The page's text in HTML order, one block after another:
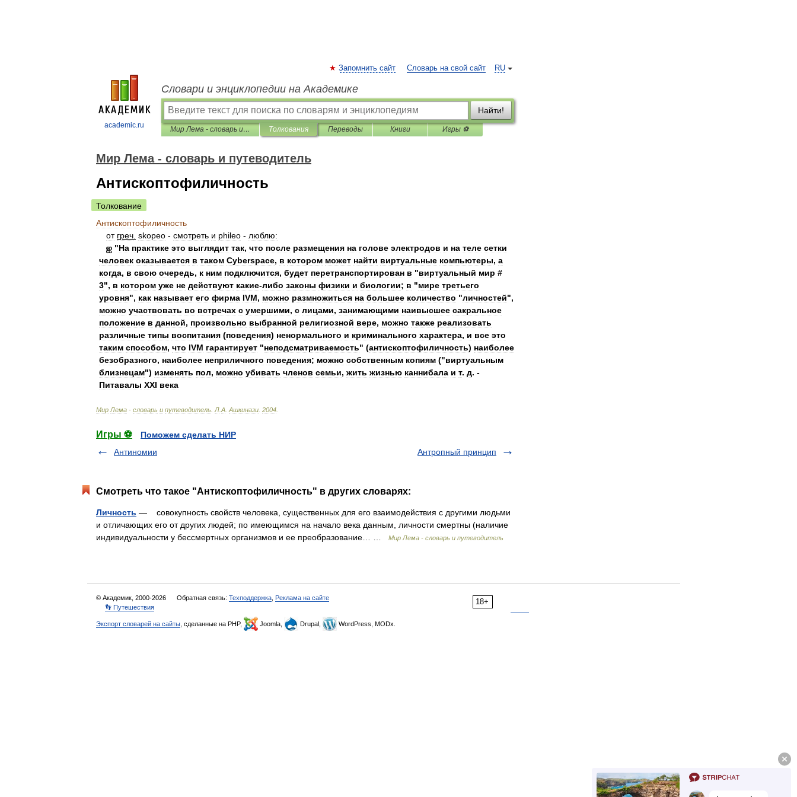
academic.ru
RU
Запомнить сайт Словарь на свой сайт
Словари и энциклопедии на Академике
Найти!
Мир Лема - словарь и путеводитель Толкования Переводы Книги Игры ⚽
Мир Лема - словарь и путеводитель
Антископтофиличность
Толкование
Антископтофиличность
от греч skopeo - смотреть и phileo - люблю:
ஐ "На практике это выглядит так, что после размещения на голове электродов и на теле сетки
человек оказывается в таком Cyberspace, в котором может найти виртуальные компьютеры, а
когда, в свою очередь, к ним подключится, будет перетранспортирован в "виртуальный мир #
3", в котором уже не действуют какие-либо законы физики и биологии; в "мире третьего
уровня", как называет его фирма IVM, можно размножиться на большее количество "личностей",
можно участвовать во встречах с умершими, с лицами, занимающими наивысшее сакральное
положение в данной, произвольно выбранной религиозной вере, можно также реализовать
различные типы воспитания (поведения) ненормального и криминального характера, и все это
таким способом, что IVM гарантирует "неподсматриваемость" (антископтофиличность) наиболее
безобразного, наиболее неприличного поведения; можно собственным копиям ("виртуальным
близнецам") изменять пол, можно убивать членов семьи, жить жизнью каннибала и т. д. -
Питавалы XXI века
Мир Лема - словарь и путеводитель Л А Ашкинази 2004
Игры ⚽
Поможем сделать НИР
Антиномии
Антропный принцип
Смотреть что такое "Антископтофиличность" в других словарях:
Личность — совокупность свойств человека, существенных для его взаимодействия с другими людьми
и отличающих его от других людей; по имеющимся на начало века данным, личности смертны (наличие
индивидуальности у бессмертных организмов и ее преобразование… …
Мир Лема - словарь и путеводитель
18+
© Академик, 2000-2026 Обратная связь: Техподдержка Реклама на сайте
👣 Путешествия
Экспорт словарей на сайты , сделанные на PHP, Joomla, Drupal, WordPress, MODx.